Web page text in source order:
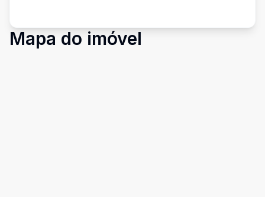
Mapa do imóvel